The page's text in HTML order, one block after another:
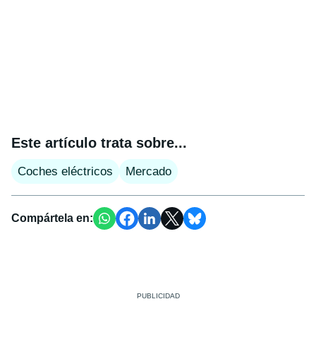
Este artículo trata sobre...
Coches eléctricos Mercado
Compártela en: